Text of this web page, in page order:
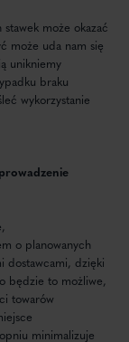
może okazać
może uda nam się
unikniemy
braku
wykorzystanie
o planowanych
dostawcami, dzięki
będzie to możliwe,
towarów
minimalizuje